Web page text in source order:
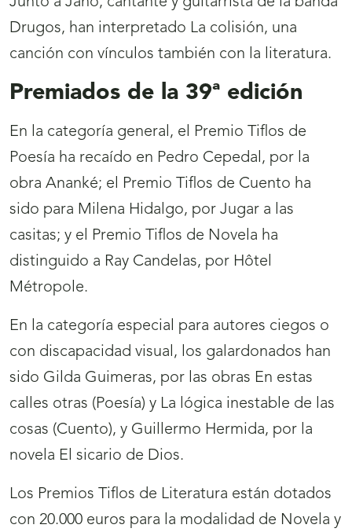
Drugos, han interpretado La colisión, una
canción con vínculos también con la literatura.
Premiados de la 39ª edición
En la categoría general, el Premio Tiflos de
Poesía ha recaído en Pedro Cepedal, por la
obra Ananké; el Premio Tiflos de Cuento ha
sido para Milena Hidalgo, por Jugar a las
casitas; y el Premio Tiflos de Novela ha
distinguido a Ray Candelas, por Hôtel
Métropole.
En la categoría especial para autores ciegos o
con discapacidad visual, los galardonados han
sido Gilda Guimeras, por las obras En estas
calles otras (Poesía) y La lógica inestable de las
cosas (Cuento), y Guillermo Hermida, por la
novela El sicario de Dios.
Los Premios Tiflos de Literatura están dotados
con 20.000 euros para la modalidad de Novela y